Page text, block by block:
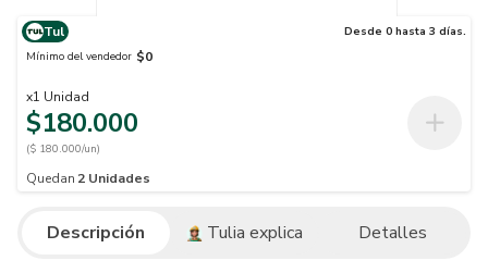
Tul
Desde 0 hasta 3 días.
Mínimo del vendedor $0
x1 Unidad
$180.000
($ 180.000/un)
Quedan 2 Unidades
Descripción Tulia explica Detalles